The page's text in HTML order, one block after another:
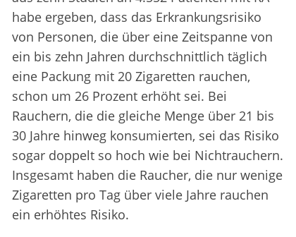
habe ergeben, dass das Erkrankungsrisiko
von Personen, die über eine Zeitspanne von
ein bis zehn Jahren durchschnittlich täglich
eine Packung mit 20 Zigaretten rauchen,
schon um 26 Prozent erhöht sei. Bei
Rauchern, die die gleiche Menge über 21 bis
30 Jahre hinweg konsumierten, sei das Risiko
sogar doppelt so hoch wie bei Nichtrauchern.
Insgesamt haben die Raucher, die nur wenige
Zigaretten pro Tag über viele Jahre rauchen
ein erhöhtes Risiko.